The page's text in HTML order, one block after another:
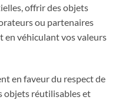
offrir des objets
ou partenaires
en véhiculant vos valeurs
en faveur du respect de
objets réutilisables et